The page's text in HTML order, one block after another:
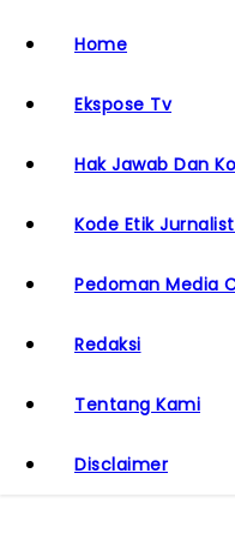
Home
Ekspose Tv
Hak Jawab Dan
Kode Etik
Pedoman Media
Redaksi
Tentang Kami
Disclaimer